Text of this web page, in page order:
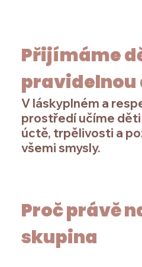
Přijímáme
pravidelnou
V láskyplném a
prostředí učíme
úctě, trpělivosti a
všemi smysly.
Proč právě
skupina